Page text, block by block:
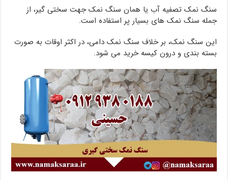
سنگ نمک تصفیه آب یا همان سنگ نمک جهت سختی گیر، از
جمله سنگ نمک های بسیار پر استفاده است.
این سنگ نمک، بر خلاف سنگ نمک دامی، در اکثر اوقات به صورت
بسته بندی و درون کیسه خرید می شود.